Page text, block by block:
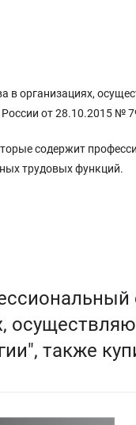
в организациях,
от 28.10.2015 №
содержит
трудовых функций.
также